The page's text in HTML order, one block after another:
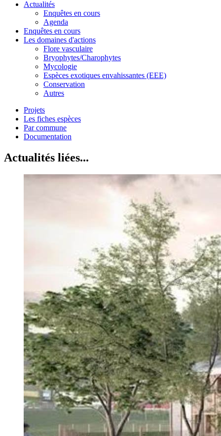
Actualités
Enquêtes en cours
Agenda
Enquêtes en cours
Les domaines d'actions
Flore vasculaire
Bryophytes/Charophytes
Mycologie
Espèces exotiques envahissantes (EEE)
Conservation
Autres
Projets
Les fiches espèces
Par commune
Documentation
Actualités liées...